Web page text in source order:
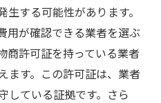
する可能性があります。
用が確認できる業者を選ぶ
商許可証を持っている業者
ます。この許可証は、業者
している証拠です。さら